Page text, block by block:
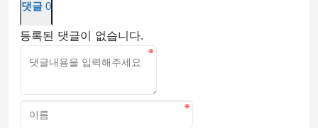
댓글 0
등록된 댓글이 없습니다.